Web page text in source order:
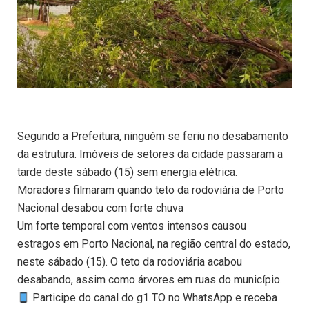
Segundo a Prefeitura, ninguém se feriu no desabamento
da estrutura. Imóveis de setores da cidade passaram a
tarde deste sábado (15) sem energia elétrica.
Moradores filmaram quando teto da rodoviária de Porto
Nacional desabou com forte chuva
Um forte temporal com ventos intensos causou
estragos em Porto Nacional, na região central do estado,
neste sábado (15). O teto da rodoviária acabou
desabando, assim como árvores em ruas do município.
Participe do canal do g1 TO no WhatsApp e receba